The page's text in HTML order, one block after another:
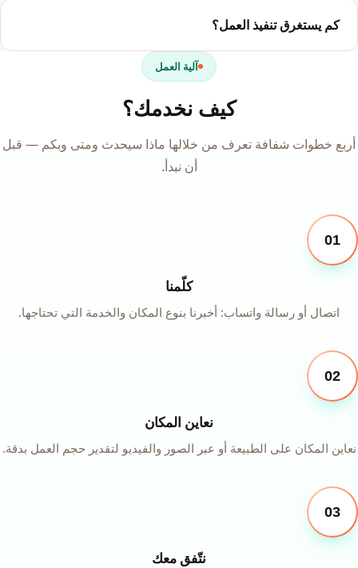
كم يستغرق تنفيذ العمل؟
آلية العمل
كيف نخدمك؟
أربع خطوات شفافة تعرف من خلالها ماذا سيحدث ومتى وبكم — قبل
أن نبدأ.
01
كلّمنا
اتصال أو رسالة واتساب: أخبرنا بنوع المكان والخدمة التي تحتاجها.
02
نعاين المكان
نعاين المكان على الطبيعة أو عبر الصور والفيديو لتقدير حجم العمل بدقة.
03
نتّفق معك